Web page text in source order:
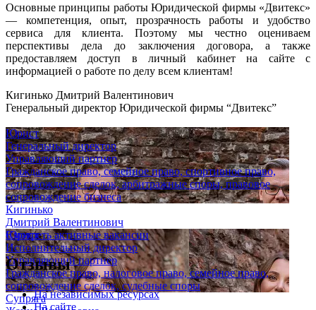
Основные принципы работы Юридической фирмы «Двитекс»
— компетенция, опыт, прозрачность работы и удобство
сервиса для клиента. Поэтому мы честно оцениваем
перспективы дела до заключения договора, а также
предоставляем доступ в личный кабинет на сайте с
информацией о работе по делу всем клиентам!
Кигинько Дмитрий Валентинович
Генеральный директор Юридической фирмы “Двитекс”
Юрист
Генеральный директор
Управляющий партнер
Гражданское право, семейное право, спортивное право,
сопровождение сделок, арбитражные споры, правовое
сопровождение бизнеса
Кигинько
Дмитрий Валентинович
Юрист
Исполнительный директор
Управляющий партнер
Гражданское право, налоговое право, семейное право,
сопровождение сделок, судебные споры
Супряга
Смотреть активные вакансии
Отзывы
На независимых ресурсах
На сайте